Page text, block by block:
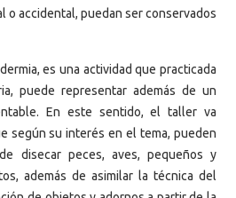
o accidental, puedan ser conservados
es una actividad que practicada
puede representar además de un
En este sentido, el taller va
según su interés en el tema, pueden
disecar peces, aves, pequeños y
además de asimilar la técnica del